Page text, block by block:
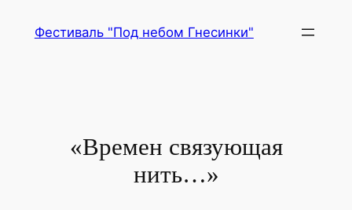
Фестиваль "Под небом Гнесинки"
«Времен связующая
нить…»